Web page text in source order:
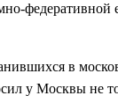
в
у Москвы не